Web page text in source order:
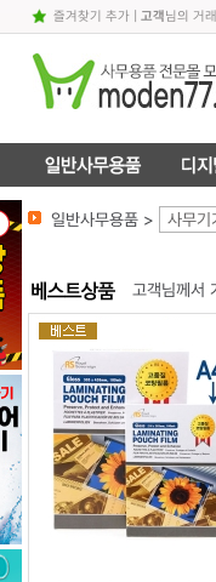
즐겨찾기 추가| 고객님의 거
일반사무용품 > 사무
고객님께서